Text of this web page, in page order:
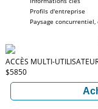
Profils d'entreprise
Paysage concurrentiel,
ACCÈS MULTI-
$5850